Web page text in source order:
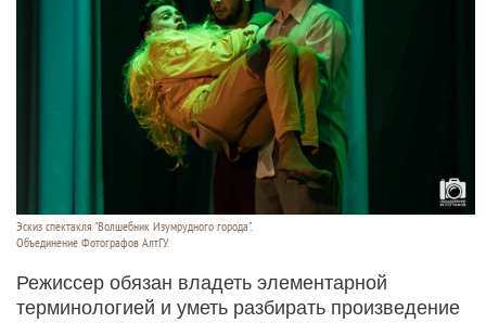
Эскиз спектакля "Волшебник Изумрудного города".
Объединение Фотографов АлтГУ.
Режиссер обязан владеть элементарной
терминологией и уметь разбирать произведение